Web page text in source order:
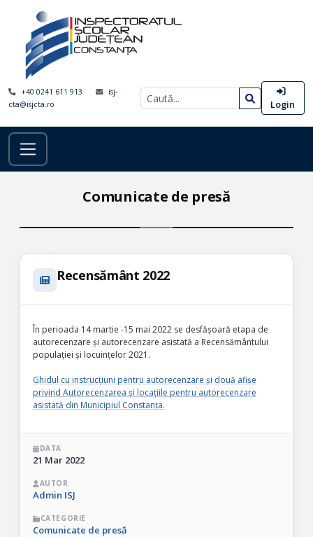
+40 0241 611 913
isj-
cta@isjcta.ro
Login
Comunicate de presă
Recensământ 2022
În perioada 14 martie -15 mai 2022 se desfășoară etapa de
autorecenzare și autorecenzare asistată a Recensământului
populației și locuințelor 2021.
Ghidul cu instrucțiuni pentru autorecenzare și două afișe
privind Autorecenzarea și locațiile pentru autorecenzare
asistată din Municipiul Constanța.
DATA
21 Mar 2022
AUTOR
Admin ISJ
CATEGORIE
Comunicate de presă